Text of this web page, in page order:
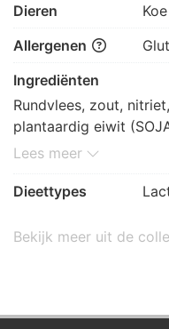
Dieren
Koe
Allergenen
Ingrediënten
Rundvlees, zout,
plantaardig eiwit
SELDERIJ), rietsuiker,
Lees meer
Dieettypes
Bekijk meer uit de